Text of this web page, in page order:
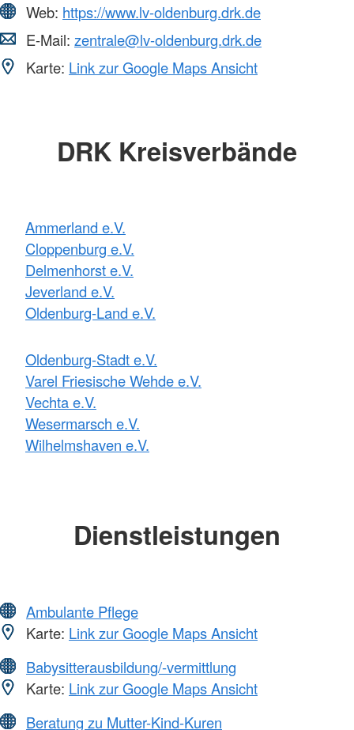
Web: https://www.lv-oldenburg.drk.de
E-Mail: zentrale@lv-oldenburg.drk.de
Karte: Link zur Google Maps Ansicht
DRK Kreisverbände
Ammerland e.V.
Cloppenburg e.V.
Delmenhorst e.V.
Jeverland e.V.
Oldenburg-Land e.V.
Oldenburg-Stadt e.V.
Varel Friesische Wehde e.V.
Vechta e.V.
Wesermarsch e.V.
Wilhelmshaven e.V.
Dienstleistungen
Ambulante Pflege
Karte: Link zur Google Maps Ansicht
Babysitterausbildung/-vermittlung
Karte: Link zur Google Maps Ansicht
Beratung zu Mutter-Kind-Kuren